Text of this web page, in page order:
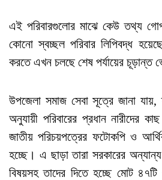
এই পরিবারগুলোর মাঝে কেউ তথ্য
কোনো স্বচ্ছল পরিবার লিপিবদ্ধ
করতে এখন চলছে শেষ পর্যায়ের চূড়ান্ত
উপজেলা সমাজ সেবা সূত্রে জানা যায়,
অনুযায়ী পরিবারের প্রধান নারীদের
জাতীয় পরিচয়পত্রের ফটোকপি ও
হচ্ছে। এ ছাড়া তারা সরকারের
বিষয়সহ তাদের দিতে হচ্ছে মোট